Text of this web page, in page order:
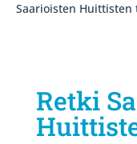
Saarioisten Huittisten
Retki